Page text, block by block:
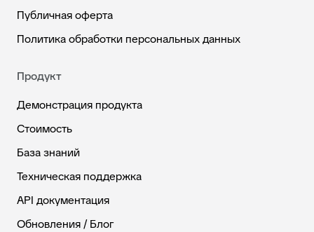
Публичная оферта
Политика обработки персональных данных
Продукт
Демонстрация продукта
Стоимость
База знаний
Техническая поддержка
API документация
Обновления / Блог